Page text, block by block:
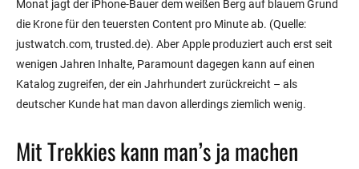
Monat jagt der iPhone-Bauer dem weißen Berg auf blauem Grund
die Krone für den teuersten Content pro Minute ab. (Quelle:
justwatch.com, trusted.de). Aber Apple produziert auch erst seit
wenigen Jahren Inhalte, Paramount dagegen kann auf einen
Katalog zugreifen, der ein Jahrhundert zurückreicht – als
deutscher Kunde hat man davon allerdings ziemlich wenig.
Mit Trekkies kann man’s ja machen